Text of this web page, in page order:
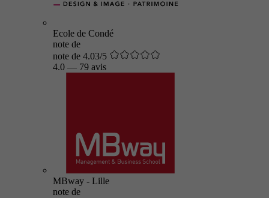
Ecole de Condé
note de
note de 4.03/5
4.0 — 79 avis
MBway - Lille
note de